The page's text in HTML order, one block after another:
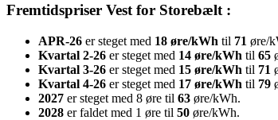
Fremtidspriser Vest for Storebælt :
APR-26 er steget med 18 øre/kWh til 71 øre/
Kvartal 2-26 er steget med 14 øre/kWh til 65
Kvartal 3-26 er steget med 15 øre/kWh til 71
Kvartal 4-26 er steget med 17 øre/kWh til 79
2027 er steget med 8 øre til 63 øre/kWh.
2028 er faldet med 1 øre til 50 øre/kWh.